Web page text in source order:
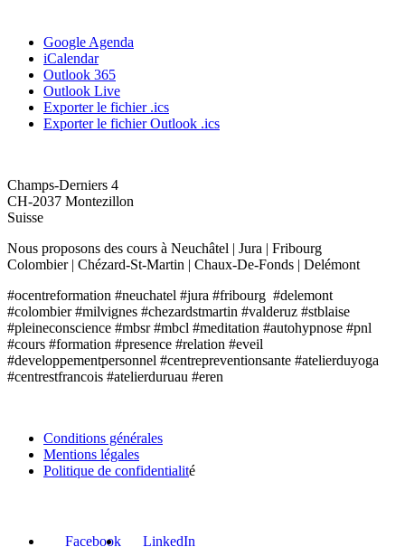
Google Agenda
iCalendar
Outlook 365
Outlook Live
Exporter le fichier .ics
Exporter le fichier Outlook .ics
Champs-Derniers 4
CH-2037 Montezillon
Suisse
Nous proposons des cours à Neuchâtel | Jura | Fribourg
Colombier | Chézard-St-Martin | Chaux-De-Fonds | Delémont
#ocentreformation #neuchatel #jura #fribourg #delemont
#colombier #milvignes #chezardstmartin #valderuz #stblaise
#pleineconscience #mbsr #mbcl #meditation #autohypnose #pnl
#cours #formation #presence #relation #eveil
#developpementpersonnel #centrepreventionsante #atelierduyoga
#centrestfrancois #atelierduruau #eren
Conditions générales
Mentions légales
Politique de confidentialité
Facebook LinkedIn